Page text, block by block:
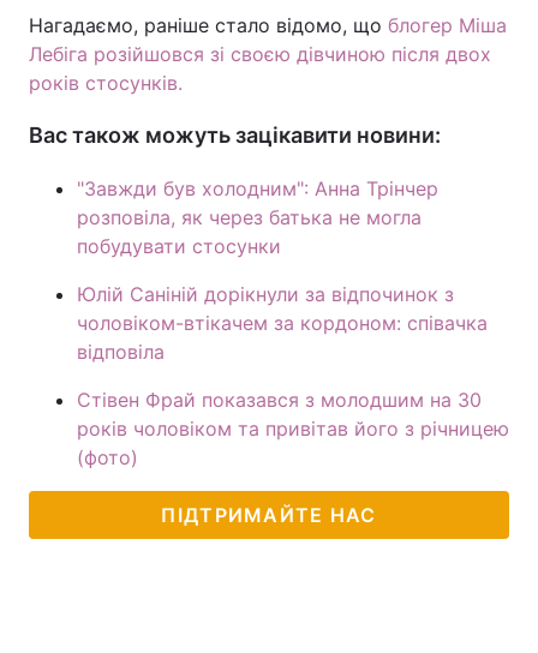
Нагадаємо, раніше стало відомо, що блогер Міша
Лебіга розійшовся зі своєю дівчиною після двох
років стосунків.
Вас також можуть зацікавити новини:
"Завжди був холодним": Анна Трінчер
розповіла, як через батька не могла
побудувати стосунки
Юлій Саніній дорікнули за відпочинок з
чоловіком-втікачем за кордоном: співачка
відповіла
Стівен Фрай показався з молодшим на 30
років чоловіком та привітав його з річницею
(фото)
ПІДТРИМАЙТЕ НАС